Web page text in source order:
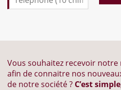
Vous souhaitez recevoir
afin de connaitre nos
de notre société ? C’est